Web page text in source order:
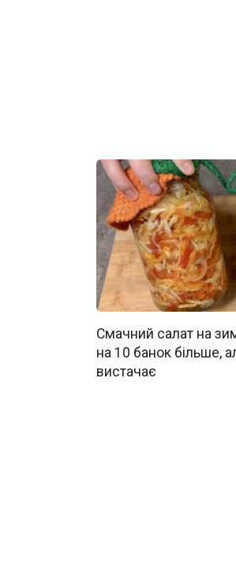
Смачний салат на
на 10 банок більше,
вистачає